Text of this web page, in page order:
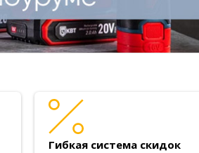
Гибкая система скидок